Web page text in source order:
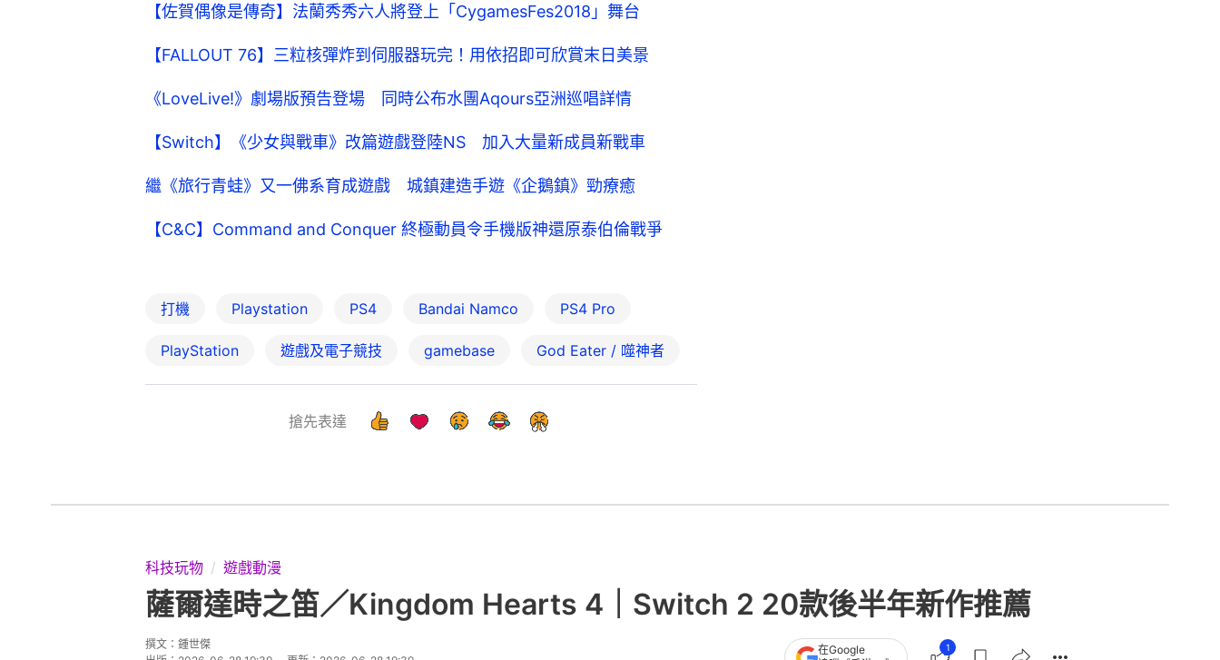
【佐賀偶像是傳奇】法蘭秀秀六人將登上「CygamesFes2018」舞台
【FALLOUT 76】三粒核彈炸到伺服器玩完！用依招即可欣賞末日美景
《LoveLive!》劇場版預告登場 同時公布水團Aqours亞洲巡唱詳情
【Switch】《少女與戰車》改篇遊戲登陸NS 加入大量新成員新戰車
繼《旅行青蛙》又一佛系育成遊戲 城鎮建造手遊《企鵝鎮》勁療癒
【C&C】Command and Conquer 終極動員令手機版神還原泰伯倫戰爭
打機 Playstation PS4 Bandai Namco PS4 Pro
PlayStation 遊戲及電子競技 gamebase God Eater / 噬神者
搶先表達
科技玩物 遊戲動漫
薩爾達時之笛／Kingdom Hearts 4｜Switch 2 20款後半年新作推薦
撰文： 鍾世傑
在Google
1